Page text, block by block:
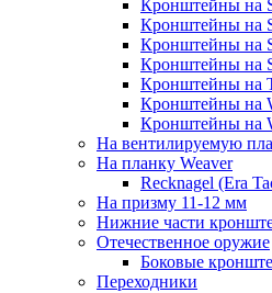
Кронштейны на
Кронштейны на
Кронштейны на
Кронштейны на
Кронштейны на
Кронштейны на
Кронштейны на
На вентилируемую
На планку Weaver
Recknagel (Era
На призму 11-12 мм
Нижние части
Отечественное оружие
Боковые
Переходники